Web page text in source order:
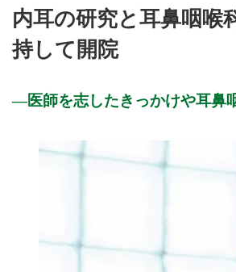
内耳の研究と耳鼻咽喉
持して開院
医師を志したきっかけや耳鼻